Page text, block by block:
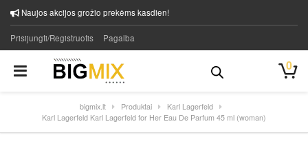
Naujos akcijos grožio prekėms kasdien!
Prisijungti/Registruotis Pagalba
0
bigmix.lt Produktai
Karl Lagerfeld
Karl Lagerfeld Karl Lagerfeld for Her Eau De Parfum 45 ml (woman)